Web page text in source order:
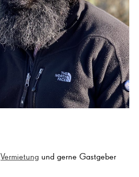
Vermietung und gerne Gastgeber